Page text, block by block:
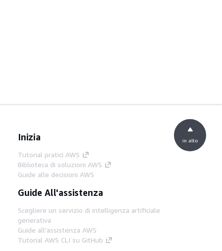
Inizia
Tutorial pratici AWS
Biblioteca di soluzioni AWS
Guide alle decisioni AWS
Guide All'assistenza
Scegliere un servizio di intelligenza artificiale
generativa
Guide all'assistenza AWS
Tutorial AWS CLI su GitHub
in alto